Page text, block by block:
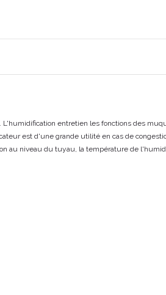
entretien les fonctions des
est d'une grande utilité en cas de
au niveau du tuyau, la température de